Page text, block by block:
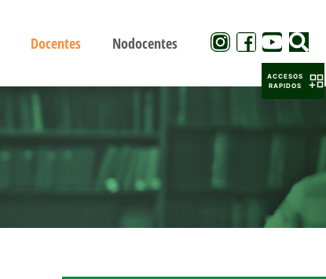
Docentes Nodocentes
ACCESOS
RAPIDOS